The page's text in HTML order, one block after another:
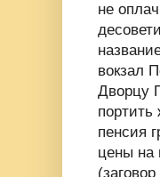
не
вокзал
Дворцу
портить
пенсия
цены на